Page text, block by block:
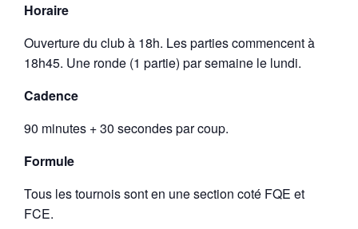
Horaire
Ouverture du club à 18h. Les parties commencent à
18h45. Une ronde (1 partie) par semaine le lundi.
Cadence
90 minutes + 30 secondes par coup.
Formule
Tous les tournois sont en une section coté FQE et
FCE.